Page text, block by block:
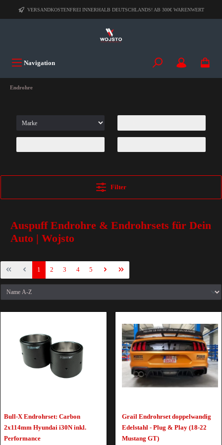
VERSANDKOSTENFREI INNERHALB DEUTSCHLANDS! AB 300€ WARENWERT
Navigation
Endrohre
Filter
Auspuff Endrohre & Endrohrsets für Dein
Auto | Wojsto
1 2 3 4 5
Bull-X Endrohrset: Carbon
2x114mm Hyundai i30N inkl.
Performance
Grail Endrohrset doppelwandig
Edelstahl - Plug & Play (18-22
Mustang GT)